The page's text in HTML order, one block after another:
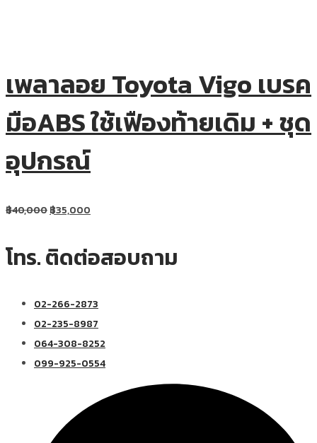
เพลาลอย Toyota Vigo เบรค
มือABS ใช้เฟืองท้ายเดิม + ชุด
อุปกรณ์
฿40,000฿35,000
โทร. ติดต่อสอบถาม
02-266-2873
02-235-8987
064-308-8252
099-925-0554